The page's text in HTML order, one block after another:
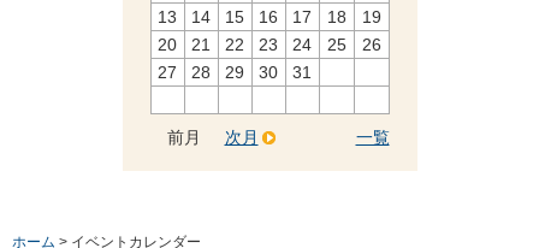
13
14 15 16 17 18
19
20
21 22 23 24 25
26
27
28 29 30 31
前月 一覧
次月
ホーム > イベントカレンダー